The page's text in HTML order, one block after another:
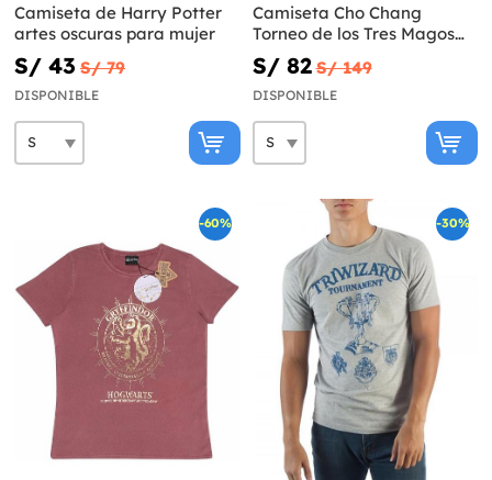
Camiseta de Harry Potter
artes oscuras para mujer
S/ 43 S/ 79
DISPONIBLE
Camiseta Cho Chang
Torneo de los Tres Magos
para adulto - Harry Potter
S/ 82 S/ 149
DISPONIBLE
-60% -30%